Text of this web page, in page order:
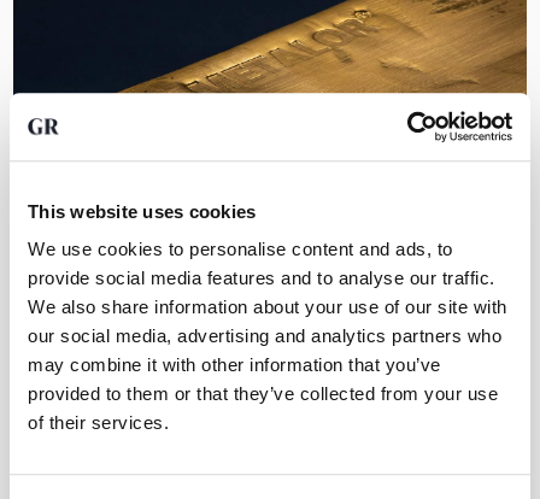
This website uses cookies
We use cookies to personalise content and ads, to
provide social media features and to analyse our traffic.
We also share information about your use of our site with
our social media, advertising and analytics partners who
may combine it with other information that you’ve
provided to them or that they’ve collected from your use
of their services.
Möchten Sie Edelmetalle verkaufen? Lesen Sie, wie der
Verkauf von Gold, Silber und Platin funktioniert und worauf
Sie achten sollten.
Rika Zaat